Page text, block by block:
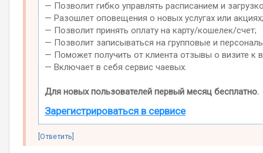
— Позволит гибко управлять расписанием и
— Разошлет оповещения о новых услугах или
— Позволит принять оплату на карту/кошелек/счет;
— Позволит записываться на групповые и
— Поможет получить от клиента отзывы о визите к
— Включает в себя сервис чаевых.
Для новых пользователей первый месяц бесплатно.
Зарегистрироваться в сервисе
[Ответить]